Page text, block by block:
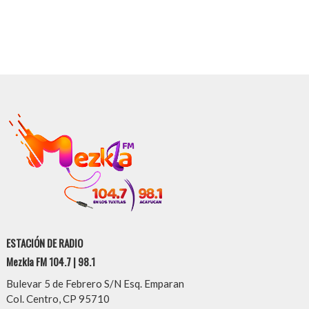
ESTACIÓN DE RADIO
Mezkla FM 104.7 | 98.1
Bulevar 5 de Febrero S/N Esq. Emparan
Col. Centro, CP 95710